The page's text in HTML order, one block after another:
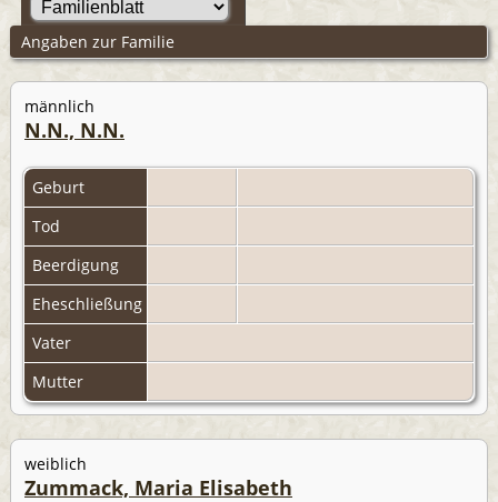
Angaben zur Familie
männlich
N.N., N.N.
Geburt
Tod
Beerdigung
Eheschließung
Vater
Mutter
weiblich
Zummack, Maria Elisabeth